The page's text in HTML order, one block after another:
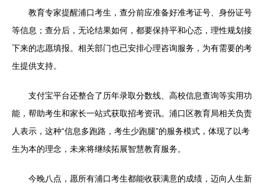
教育专家提醒浦口考生，查分前应准备好准考证号、身份证号
等信息；查分后，无论结果如何，都要保持平和心态，理性规划接
下来的志愿填报。相关部门也已安排心理咨询服务，为有需要的考
生提供支持。
支付宝平台还整合了历年录取分数线、高校信息查询等实用功
能，帮助考生和家长一站式获取招考资讯。浦口区教育局相关负责
人表示，这种“信息多跑路，考生少跑腿”的服务模式，体现了以考
生为本的理念，未来将继续拓展智慧教育服务。
今晚八点，愿所有浦口考生都能收获满意的成绩，迈向人生新